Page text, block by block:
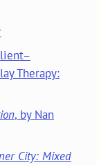
Therapy:
, by Nan
City: Mixed